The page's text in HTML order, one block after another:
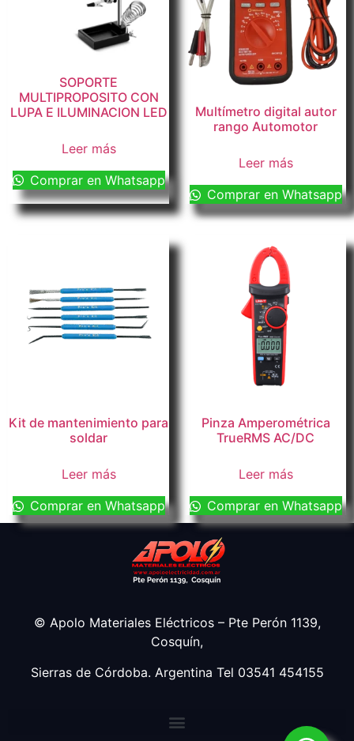
SOPORTE
MULTIPROPOSITO CON
LUPA E ILUMINACION LED
Leer más
Comprar en Whatsapp
Multímetro digital autor
rango Automotor
Leer más
Comprar en Whatsapp
Kit de mantenimiento para
soldar
Leer más
Comprar en Whatsapp
Pinza Amperométrica
TrueRMS AC/DC
Leer más
Comprar en Whatsapp
© Apolo Materiales Eléctricos – Pte Perón 1139,
Cosquín,
Sierras de Córdoba. Argentina Tel 03541 454155